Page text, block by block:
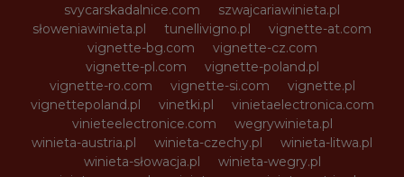
svycarskadalnice.com
szwajcariawinieta.pl
słoweniawinieta.pl
tunellivigno.pl
vignette-at.com
vignette-bg.com
vignette-cz.com
vignette-pl.com
vignette-poland.pl
vignette-ro.com
vignette-si.com
vignette.pl
vignettepoland.pl
vinetki.pl
vinietaelectronica.com
vinieteelectronice.com
wegrywinieta.pl
winieta-austria.pl
winieta-czechy.pl
winieta-litwa.pl
winieta-słowacja.pl
winieta-wegry.pl